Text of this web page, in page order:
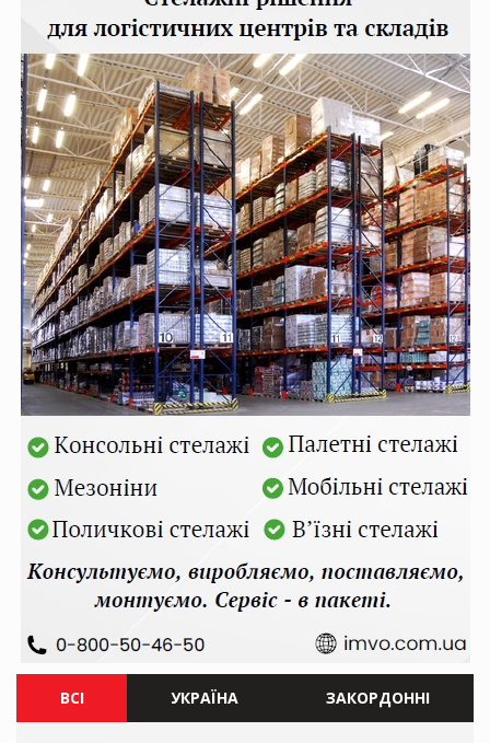
ВСІ УКРАЇНА ЗАКОРДОННІ